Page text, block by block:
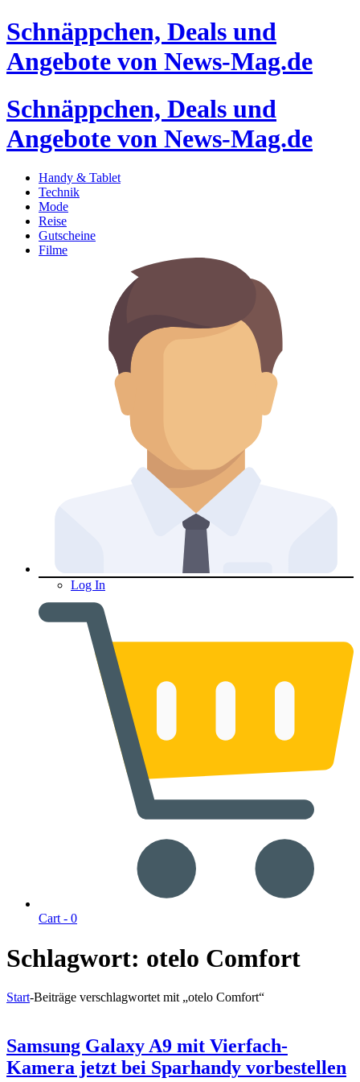
Schnäppchen, Deals und
Angebote von News-Mag.de
Schnäppchen, Deals und
Angebote von News-Mag.de
Handy & Tablet
Technik
Mode
Reise
Gutscheine
Filme
Log In
Cart - 0
Schlagwort: otelo Comfort
Start-Beiträge verschlagwortet mit „otelo Comfort“
Samsung Galaxy A9 mit Vierfach-
Kamera jetzt bei Sparhandy vorbestellen